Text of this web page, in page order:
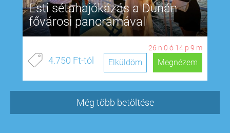
Esti sétahajókázás a Dunán
fővárosi panorámával
26 n 0 ó 14 p 8 m
4.750 Ft-tól Megnézem
Elküldöm
Még több betöltése